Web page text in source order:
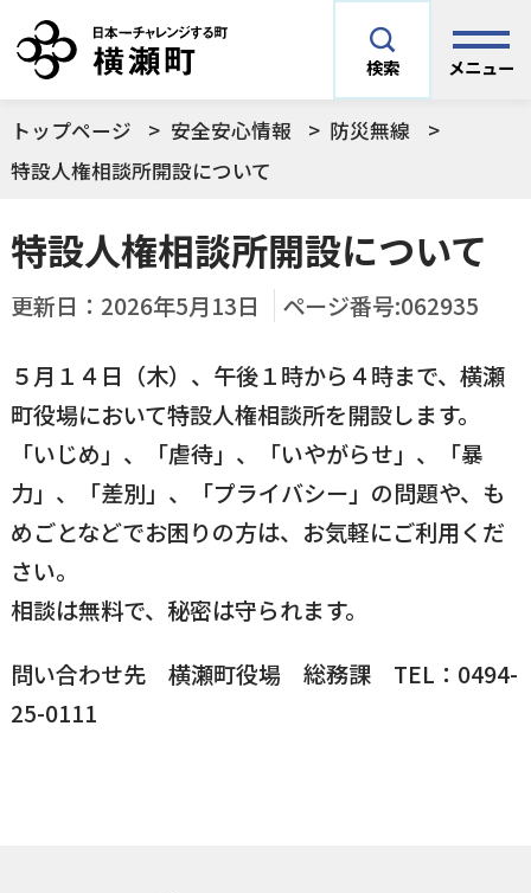
検索 メニュー
サイト内検索
メニューを閉じる
安全安心情報
できごとや場面から探す
結婚・妊娠／出産
育児／子育て
予防接種／健診など
入学／転入学
手続きから探す
住民票 町税
印鑑登録 戸籍の届出
国民健康保険
各種申請書
よく利用されているコンテンツ
横瀬町の施設
横瀬のふるさと納税
横瀬町の観光
暮らし・手続き・
健康・福祉
子育て・教育・生
涯学習
施設・文化
横瀬町のこと 広報・メディア
トップページ 安全安心情報
防災無線
特設人権相談所開設について
特設人権相談所開設について
更新日： 2026年5月13日 ページ番号:062935
５月１４日（木）、午後１時から４時まで、横瀬
町役場において特設人権相談所を開設します。
「いじめ」、「虐待」、「いやがらせ」、「暴
力」、「差別」、「プライバシー」の問題や、も
めごとなどでお困りの方は、お気軽にご利用くだ
さい。
相談は無料で、秘密は守られます。
問い合わせ先 横瀬町役場 総務課 TEL：0494-
25-0111